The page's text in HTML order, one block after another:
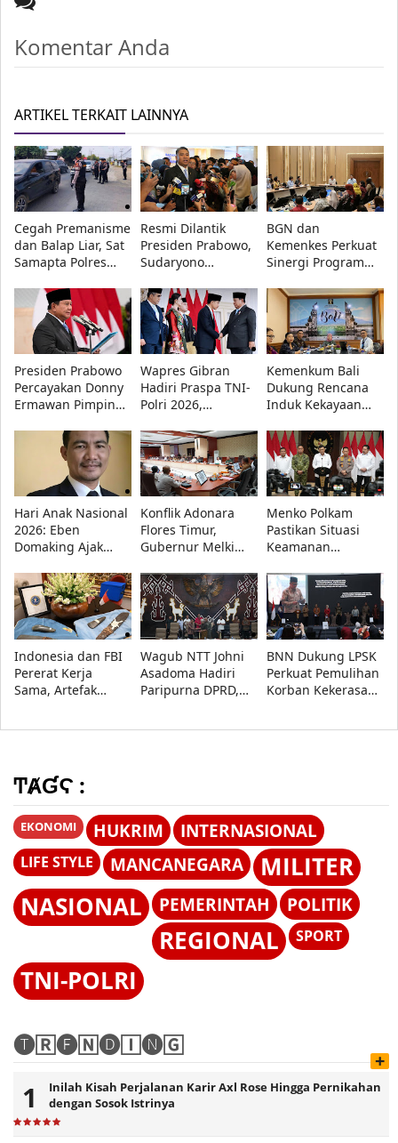
Komentar Anda
ARTIKEL TERKAIT LAINNYA
Cegah Premanisme
dan Balap Liar, Sat
Samapta Polres
Intensifkan Patroli
di Jalinteng
Sumatera
Resmi Dilantik
Presiden Prabowo,
Sudaryono
Transparan dan
Bebas Konflik
Kepentingan
BGN dan
Kemenkes Perkuat
Sinergi Program
Gratis, Fokus
Daerah dengan
Stunting Tinggi
Presiden Prabowo
Percayakan Donny
Ermawan Pimpin
Pendidikan
Kebangsaan
Wapres Gibran
Hadiri Praspa TNI-
Polri 2026,
Lantik 1.177
Perwira Remaja
Kemenkum Bali
Dukung Rencana
Induk Kekayaan
Nasional 2027-2036
di Forum Nasional
KI 2026
Hari Anak Nasional
2026: Eben
Domaking Ajak
Wujudkan Anak
Hebat, Indonesia
Kuat
Konflik Adonara
Flores Timur,
Gubernur Melki
Persoalan Segera
Diselesaikan
Menko Polkam
Pastikan Situasi
Keamanan
Aman, Pemerintah
Siaga Hadapi
Hoaks
Indonesia dan FBI
Pererat Kerja
Sama, Artefak
Wagub NTT Johni
Asadoma Hadiri
Paripurna DPRD,
BNN Dukung LPSK
Perkuat Pemulihan
Korban Kekerasan
ͲȺƓϚ :
EKONOMI HUKRIM INTERNASIONAL
LIFE STYLE MANCANEGARA
MILITER
NASIONAL
PEMERINTAH POLITIK
REGIONAL SPORT
TNI-POLRI
🅣🅁🅔🄽🅓🄸🅝🄶
+
Inilah Kisah Perjalanan Karir Axl Rose Hingga Pernikahan
dengan Sosok Istrinya